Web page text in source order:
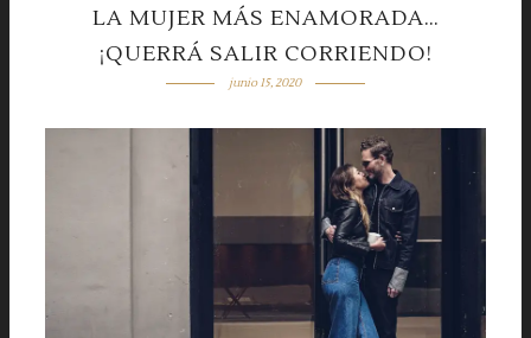
LA MUJER MÁS ENAMORADA…
¡QUERRÁ SALIR CORRIENDO!
junio 15, 2020